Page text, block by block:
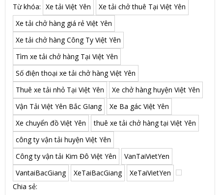
Từ khóa: Xe tải Việt Yên
Xe tải chở thuê Tại Việt Yên
Xe tải chở hàng giá rẻ Việt Yên
Xe tải chở hàng Công Ty Việt Yên
Tìm xe tải chở hàng Tại Việt Yên
Số điện thoại xe tải chở hàng Việt Yên
Thuê xe tải nhỏ Tại Việt Yên
Xe chở hàng huyện Việt Yên
Vận Tải Việt Yên Bắc GIang
Xe Ba gác Việt Yên
Xe chuyển đồ Việt Yên
thuê xe tải chở hàng tại Việt Yên
công ty vận tải huyện Việt Yên
Công ty vận tải Kim Đô Việt Yên
VanTaiVietYen
VantaiBacGiang
XeTaiBacGiang
XeTaiVietYen
Chia sẻ: